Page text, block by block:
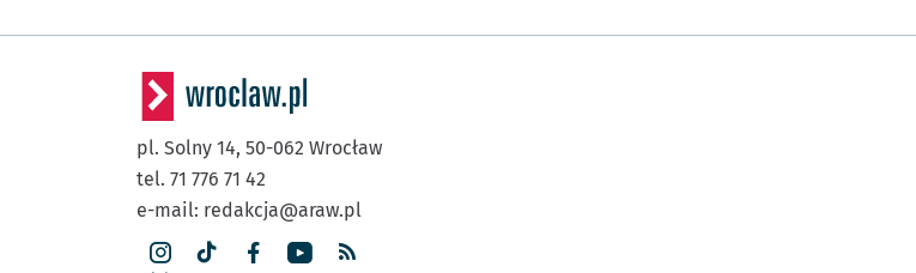
pl. Solny 14, 50-062 Wrocław
tel. 71 776 71 42
e-mail: redakcja@araw.pl